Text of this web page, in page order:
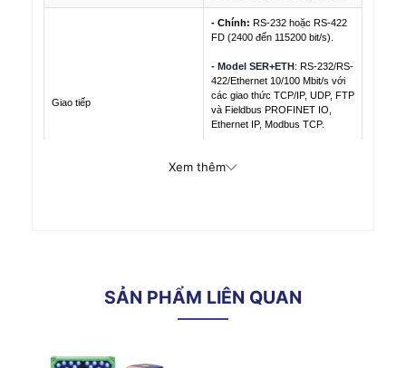
Giao tiếp
- Chính: RS-232 hoặc RS-422
FD (2400 đến 115200 bit/s).
- Model SER+ETH : RS-232/RS-
422/Ethernet 10/100 Mbit/s với
các giao thức TCP/IP, UDP, FTP
và Fieldbus PROFINET IO,
Ethernet IP, Modbus TCP.
422/USB 2.0 tốc độ cao (USB-
Tính năng khác
PRESS™
- Tiếng bíp,
Xem thêm
SẢN PHẨM LIÊN QUAN